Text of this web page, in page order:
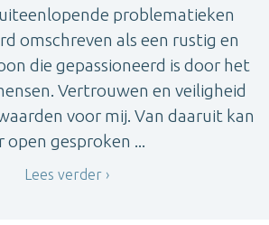
problematieken
omschreven als een rustig en
die gepassioneerd is door het
Vertrouwen en veiligheid
voor mij. Van daaruit kan
open gesproken ...
Lees verder